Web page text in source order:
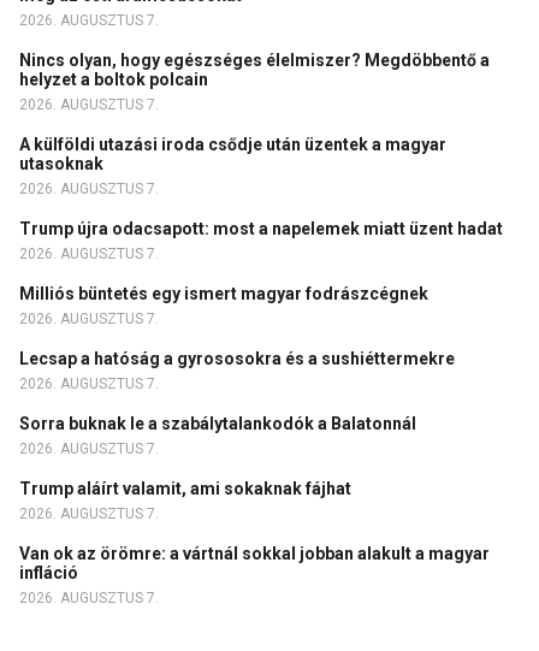
2026. AUGUSZTUS 7.
Nincs olyan, hogy egészséges élelmiszer? Megdöbbentő a
helyzet a boltok polcain
2026. AUGUSZTUS 7.
A külföldi utazási iroda csődje után üzentek a magyar
utasoknak
2026. AUGUSZTUS 7.
Trump újra odacsapott: most a napelemek miatt üzent hadat
2026. AUGUSZTUS 7.
Milliós büntetés egy ismert magyar fodrászcégnek
2026. AUGUSZTUS 7.
Lecsap a hatóság a gyrososokra és a sushiéttermekre
2026. AUGUSZTUS 7.
Sorra buknak le a szabálytalankodók a Balatonnál
2026. AUGUSZTUS 7.
Trump aláírt valamit, ami sokaknak fájhat
2026. AUGUSZTUS 7.
Van ok az örömre: a vártnál sokkal jobban alakult a magyar
infláció
2026. AUGUSZTUS 7.